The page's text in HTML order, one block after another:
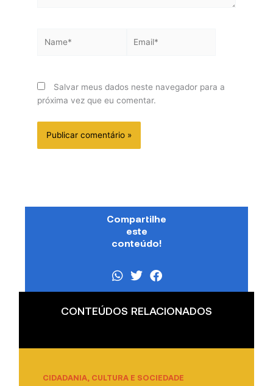
Salvar meus dados neste navegador para a
próxima vez que eu comentar.
Compartilhe
este
conteúdo!
CONTEÚDOS RELACIONADOS
CIDADANIA, CULTURA E SOCIEDADE